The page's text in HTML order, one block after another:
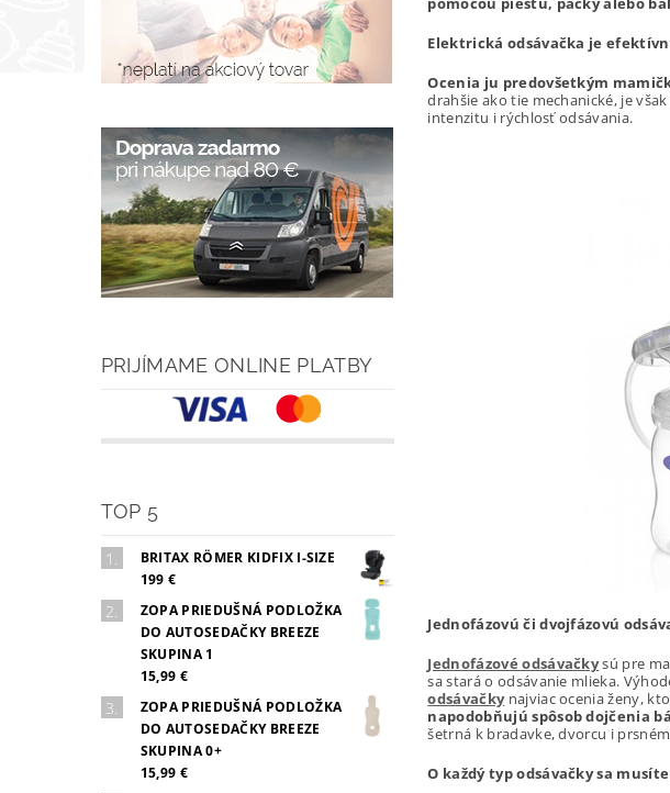
PRIJÍMAME ONLINE PLATBY
TOP 5
BRITAX RÖMER KIDFIX I-SIZE
199 €
ZOPA PRIEDUŠNÁ PODLOŽKA
DO AUTOSEDAČKY BREEZE
SKUPINA 1
15,99 €
ZOPA PRIEDUŠNÁ PODLOŽKA
DO AUTOSEDAČKY BREEZE
SKUPINA 0+
15,99 €
Elektrická odsávačka je
Ocenia ju predovšetkým
drahšie ako tie mechanické, je
intenzitu i rýchlosť odsávania.
Jednofázovú či dvojfázovú
Jednofázové odsávačkysú pre
sa stará o odsávanie mlieka.
odsávačkynajviac ocenia ženy,
napodobňujú spôsob dojčenia
šetrná k bradavke, dvorcu i
O každý typ odsávačky sa